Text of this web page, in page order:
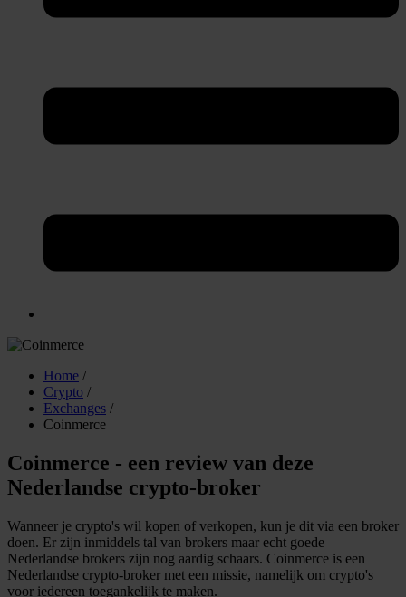
Home /
Crypto /
Exchanges /
Coinmerce
Coinmerce - een review van deze
Nederlandse crypto-broker
Wanneer je crypto's wil kopen of verkopen, kun je dit via een broker
doen. Er zijn inmiddels tal van brokers maar echt goede
Nederlandse brokers zijn nog aardig schaars. Coinmerce is een
Nederlandse crypto-broker met een missie, namelijk om crypto's
voor iedereen toegankelijk te maken.